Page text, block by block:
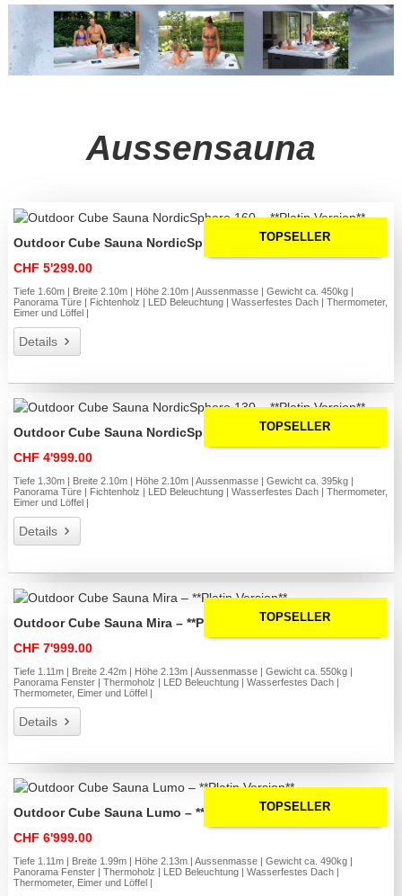
Aussensauna
TOPSELLER
Outdoor Cube Sauna NordicSphere 160 – **Platin Version**
CHF 5'299.00
Tiefe 1.60m | Breite 2.10m | Höhe 2.10m | Aussenmasse | Gewicht ca. 450kg |
Panorama Türe | Fichtenholz | LED Beleuchtung | Wasserfestes Dach | Thermometer,
Eimer und Löffel |
Details
TOPSELLER
Outdoor Cube Sauna NordicSphere 130 – **Platin Version**
CHF 4'999.00
Tiefe 1.30m | Breite 2.10m | Höhe 2.10m | Aussenmasse | Gewicht ca. 395kg |
Panorama Türe | Fichtenholz | LED Beleuchtung | Wasserfestes Dach | Thermometer,
Eimer und Löffel |
Details
TOPSELLER
Outdoor Cube Sauna Mira – **Platin Version**
CHF 7'999.00
Tiefe 1.11m | Breite 2.42m | Höhe 2.13m | Aussenmasse | Gewicht ca. 550kg |
Panorama Fenster | Thermoholz | LED Beleuchtung | Wasserfestes Dach |
Thermometer, Eimer und Löffel |
Details
TOPSELLER
Outdoor Cube Sauna Lumo – **Platin Version**
CHF 6'999.00
Tiefe 1.11m | Breite 1.99m | Höhe 2.13m | Aussenmasse | Gewicht ca. 490kg |
Panorama Fenster | Thermoholz | LED Beleuchtung | Wasserfestes Dach |
Thermometer, Eimer und Löffel |